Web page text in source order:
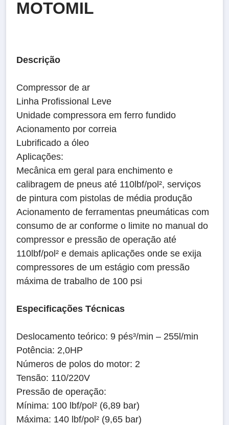
MOTOMIL
Descrição
Compressor de ar
Linha Profissional Leve
Unidade compressora em ferro fundido
Acionamento por correia
Lubrificado a óleo
Aplicações:
Mecânica em geral para enchimento e
calibragem de pneus até 110lbf/pol², serviços
de pintura com pistolas de média produção
Acionamento de ferramentas pneumáticas com
consumo de ar conforme o limite no manual do
compressor e pressão de operação até
110lbf/pol² e demais aplicações onde se exija
compressores de um estágio com pressão
máxima de trabalho de 100 psi
Especificações Técnicas
Deslocamento teórico: 9 pés³/min – 255l/min
Potência: 2,0HP
Números de polos do motor: 2
Tensão: 110/220V
Pressão de operação:
Mínima: 100 lbf/pol² (6,89 bar)
Máxima: 140 lbf/pol² (9,65 bar)